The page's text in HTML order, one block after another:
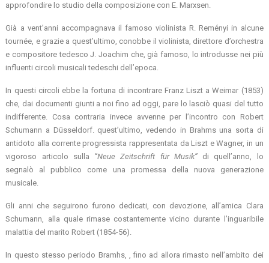
approfondire lo studio della composizione con E. Marxsen.
Già a vent’anni accompagnava il famoso violinista R. Reményi in alcune
tournée, e grazie a quest’ultimo, conobbe il violinista, direttore d’orchestra
e compositore tedesco J. Joachim che, già famoso, lo introdusse nei più
influenti circoli musicali tedeschi dell’epoca.
In questi circoli ebbe la fortuna di incontrare Franz Liszt a Weimar (1853)
che, dai documenti giunti a noi fino ad oggi, pare lo lasciò quasi del tutto
indifferente. Cosa contraria invece avvenne per l’incontro con Robert
Schumann a Düsseldorf. quest’ultimo, vedendo in Brahms una sorta di
antidoto alla corrente progressista rappresentata da Liszt e Wagner, in un
vigoroso articolo sulla “Neue Zeitschrift für Musik”di quell’anno, lo
segnalò al pubblico come una promessa della nuova generazione
musicale.
Gli anni che seguirono furono dedicati, con devozione, all’amica Clara
Schumann, alla quale rimase costantemente vicino durante l’inguaribile
malattia del marito Robert (1854-56).
In questo stesso periodo Bramhs, , fino ad allora rimasto nell’ambito dei